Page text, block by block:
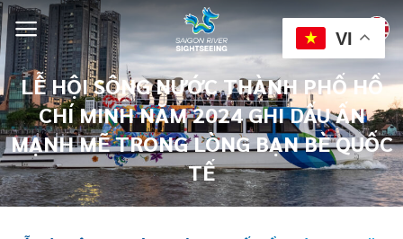
LỄ HỘI SÔNG NƯỚC THÀNH PHỐ HỒ
CHÍ MINH NĂM 2024 GHI DẤU ẤN
MẠNH MẼ TRONG LÒNG BẠN BÈ QUỐC
TẾ
VI